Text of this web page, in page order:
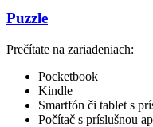
Puzzle
Prečítate na zariadeniach:
Pocketbook
Kindle
Smartfón či tablet s
Počítač s príslušnou